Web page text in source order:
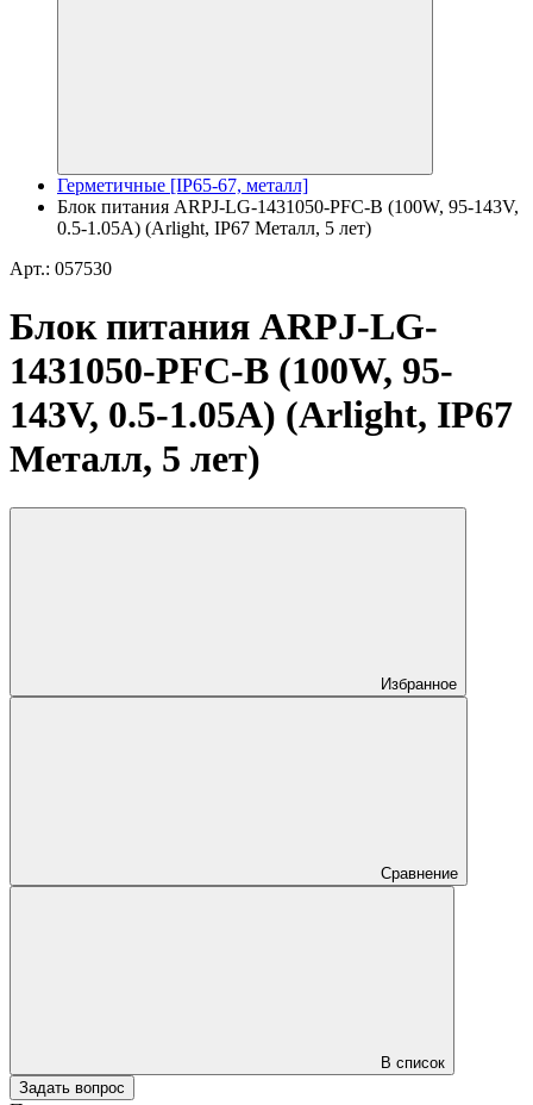
Герметичные [IP65-67, металл]
Блок питания ARPJ-LG-1431050-PFC-B (100W, 95-143V,
0.5-1.05A) (Arlight, IP67 Металл, 5 лет)
Арт.: 057530
Блок питания ARPJ-LG-
1431050-PFC-B (100W, 95-
143V, 0.5-1.05A) (Arlight, IP67
Металл, 5 лет)
Избранное
Сравнение
В список
Задать вопрос